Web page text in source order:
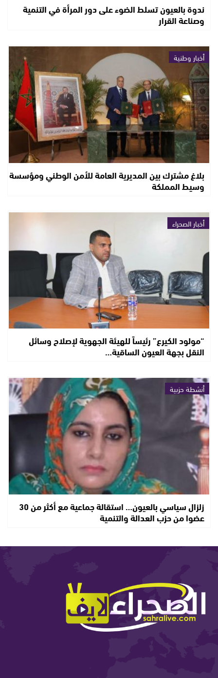
ندوة بالعيون تسلط الضوء على دور المرأة في التنمية
وصناعة القرار
أخبار وطنية
بلاغ مشترك بين المديرية العامة للأمن الوطني ومؤسسة
وسيط المملكة
أخبار الصحراء
“مولود الكيرع” رئيساً للهيئة الجهوية لإصلاح وسائل
النقل بجهة العيون الساقية…
أنشطة حزبية
زلزال سياسي بالعيون… استقالة جماعية مع أكثر من 30
عضوا من حزب العدالة والتنمية